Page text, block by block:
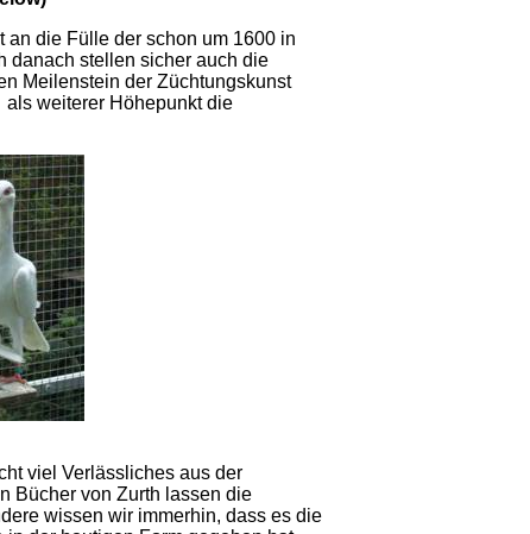
an die Fülle der schon um 1600 in
danach stellen sicher auch die
Meilenstein der Züchtungskunst
weiterer Höhepunkt die
viel Verlässliches aus der
Bücher von Zurth lassen die
wissen wir immerhin, dass es die